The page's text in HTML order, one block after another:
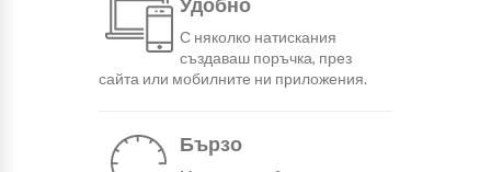
С няколко натискания
създаваш поръчка, през
сайта или мобилните ни приложения.
Бързо